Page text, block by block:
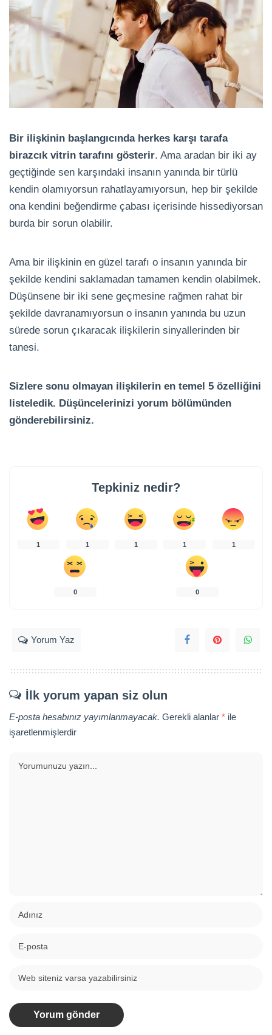
Bir ilişkinin başlangıcında herkes karşı tarafa
birazcık vitrin tarafını gösterir. Ama aradan bir iki ay
geçtiğinde sen karşındaki insanın yanında bir türlü
kendin olamıyorsun rahatlayamıyorsun, hep bir şekilde
ona kendini beğendirme çabası içerisinde hissediyorsan
burda bir sorun olabilir.
Ama bir ilişkinin en güzel tarafı o insanın yanında bir
şekilde kendini saklamadan tamamen kendin olabilmek.
Düşünsene bir iki sene geçmesine rağmen rahat bir
şekilde davranamıyorsun o insanın yanında bu uzun
sürede sorun çıkaracak ilişkilerin sinyallerinden bir
tanesi.
Sizlere sonu olmayan ilişkilerin en temel 5 özelliğini
listeledik. Düşüncelerinizi yorum bölümünden
gönderebilirsiniz.
Tepkiniz nedir?
1 1 1 1 1
0 0
Yorum Yaz
İlk yorum yapan siz olun
E-posta hesabınız yayımlanmayacak. Gerekli alanlar * ile
işaretlenmişlerdir